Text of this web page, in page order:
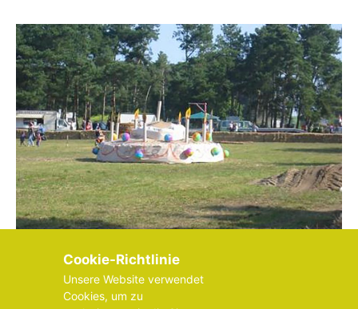
Cookie-Richtlinie
Unsere Website verwendet
Cookies, um zu